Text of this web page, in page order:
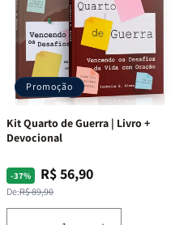
Promoção
Kit Quarto de Guerra | Livro +
Devocional
-37%
Preço
normal
De:R$ 89,90
Preço
promocional
R$ 56,90